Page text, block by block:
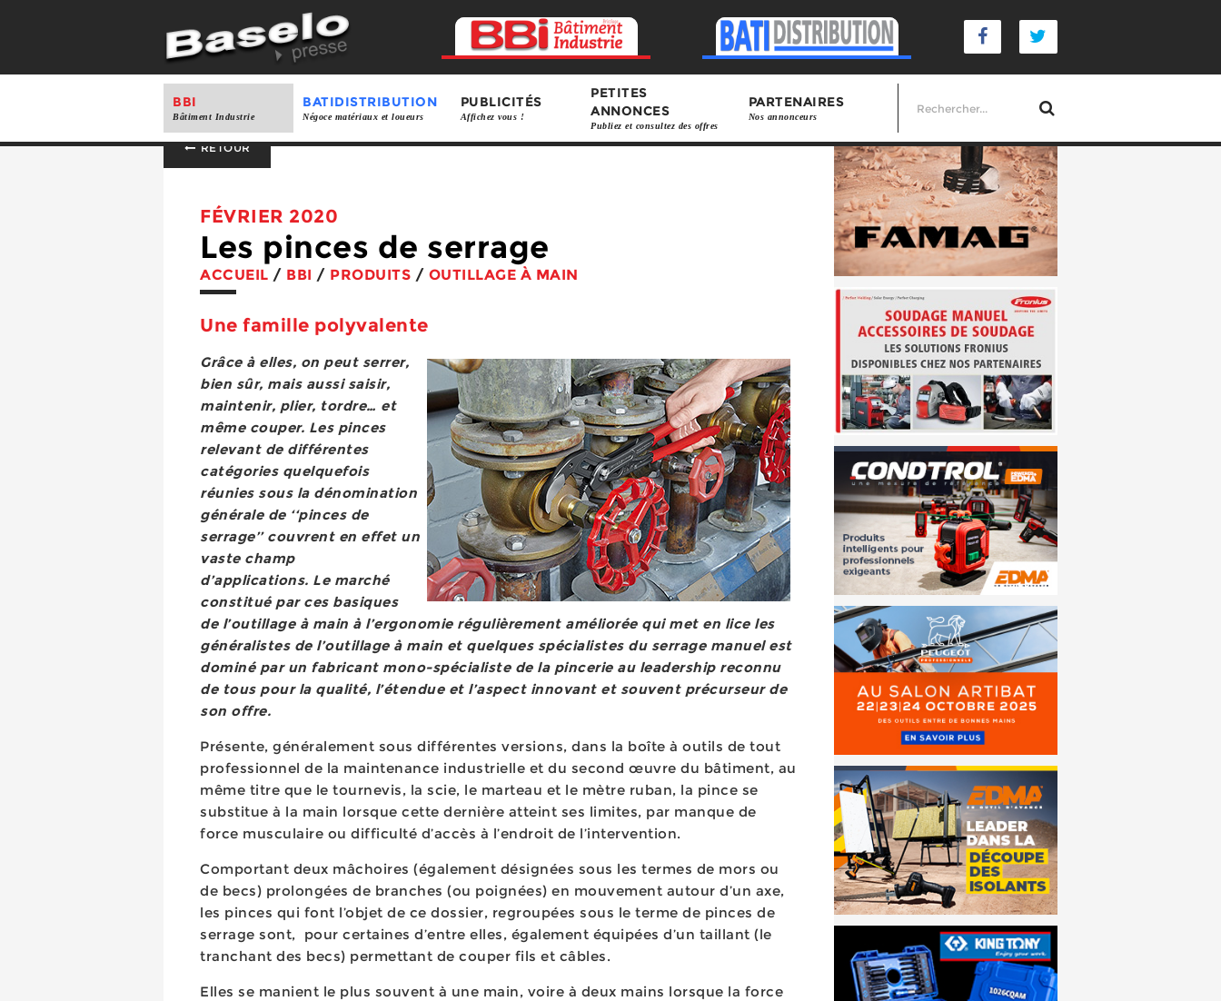
BBI
Bâtiment Industrie
BATIDISTRIBUTION
Négoce matériaux et loueurs
PUBLICITÉS
Affichez vous !
PETITES
ANNONCES
Publiez et consultez des offres
PARTENAIRES
Nos annonceurs
RETOUR
FÉVRIER 2020
Les pinces de serrage
ACCUEIL / BBI / PRODUITS / OUTILLAGE À MAIN
Une famille polyvalente
Grâce à elles, on peut serrer,
bien sûr, mais aussi saisir,
maintenir, plier, tordre… et
même couper. Les pinces
relevant de différentes
catégories quelquefois
réunies sous la dénomination
générale de ‘‘pinces de
serrage’’ couvrent en effet un
vaste champ
d’applications. Le marché
constitué par ces basiques
de l’outillage à main à l’ergonomie régulièrement améliorée qui met en lice les
généralistes de l’outillage à main et quelques spécialistes du serrage manuel est
dominé par un fabricant mono-spécialiste de la pincerie au leadership reconnu
de tous pour la qualité, l’étendue et l’aspect innovant et souvent précurseur de
son offre.
Présente, généralement sous différentes versions, dans la boîte à outils de tout
professionnel de la maintenance industrielle et du second œuvre du bâtiment, au
même titre que le tournevis, la scie, le marteau et le mètre ruban, la pince se
substitue à la main lorsque cette dernière atteint ses limites, par manque de
force musculaire ou difficulté d’accès à l’endroit de l’intervention.
Comportant deux mâchoires (également désignées sous les termes de mors ou
de becs) prolongées de branches (ou poignées) en mouvement autour d’un axe,
les pinces qui font l’objet de ce dossier, regroupées sous le terme de pinces de
serrage sont, pour certaines d’entre elles, également équipées d’un taillant (le
tranchant des becs) permettant de couper fils et câbles.
Elles se manient le plus souvent à une main, voire à deux mains lorsque la force